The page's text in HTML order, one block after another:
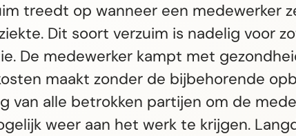
treedt op wanneer een medewerker
Dit soort verzuim is nadelig voor
De medewerker kampt met
maakt zonder de bijbehorende
van alle betrokken partijen om de
weer aan het werk te krijgen.